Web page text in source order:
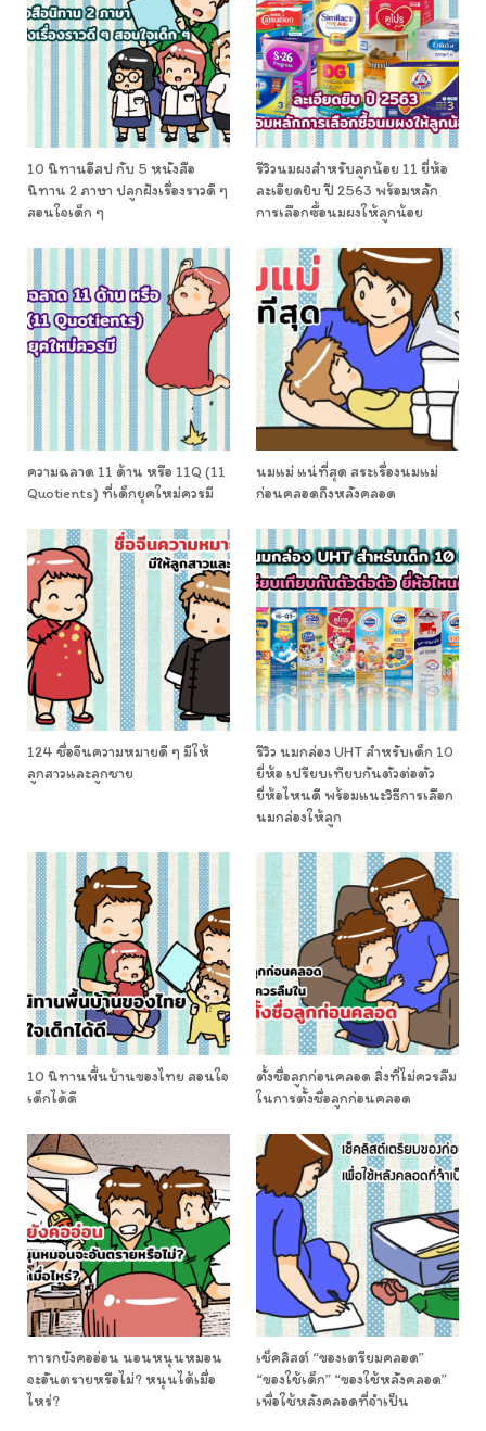
10 นิทานอีสป กับ 5 หนังสือ
นิทาน 2 ภาษา ปลูกฝังเรื่องราวดี ๆ
สอนใจเด็ก ๆ
รีวิวนมผงสำหรับลูกน้อย 11 ยี่ห้อ
ละเอียดยิบ ปี 2563 พร้อมหลัก
การเลือกซื้อนมผงให้ลูกน้อย
ความฉลาด 11 ด้าน หรือ 11Q (11
Quotients) ที่เด็กยุคใหม่ควรมี
นมแม่ แน่ที่สุด สระเรื่องนมแม่
ก่อนคลอดถึงหลังคลอด
124 ชื่อจีนความหมายดี ๆ มีให้
ลูกสาวและลูกชาย
รีวิว นมกล่อง UHT สำหรับเด็ก 10
ยี่ห้อ เปรียบเทียบกันตัวต่อตัว
ยี่ห้อไหนดี พร้อมแนะวิธีการเลือก
นมกล่องให้ลูก
10 นิทานพื้นบ้านของไทย สอนใจ
เด็กได้ดี
ตั้งชื่อลูกก่อนคลอด สิ่งที่ไม่ควรลืม
ในการตั้งชื่อลูกก่อนคลอด
ทารกยังคออ่อน นอนหนุนหมอน
จะอันตรายหรือไม่? หนุนได้เมื่อ
ไหร่?
เช็คลิสต์ “ของเตรียมคลอด”
“ของใช้เด็ก” “ของใช้หลังคลอด”
เพื่อใช้หลังคลอดที่จำเป็น